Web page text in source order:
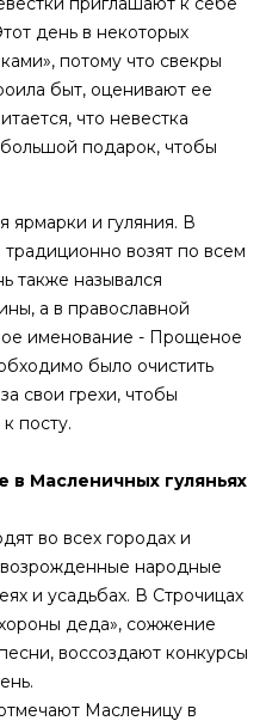
день в некоторых
потому что свекры
быт, оценивают ее
что невестка
подарок, чтобы
ярмарки и гуляния. В
возят по всем
также назывался
а в православной
именование - Прощеное
было очистить
свои грехи, чтобы
посту.
в Масленичных гуляньях
во всех городах и
народные
и усадьбах. В Строчицах
деда», сожжение
воссоздают конкурсы
Масленицу в